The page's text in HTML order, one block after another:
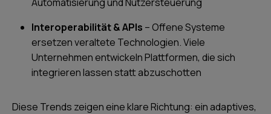
Interoperabilität & APIs – Offene Systeme
ersetzen veraltete Technologien. Viele
Unternehmen entwickeln Plattformen, die sich
integrieren lassen statt abzuschotten
Diese Trends zeigen eine klare Richtung: ein adaptives,